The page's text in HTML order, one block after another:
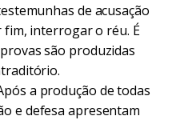
de acusação
fim, interrogar o réu. É
são produzidas
a produção de todas
e defesa apresentam